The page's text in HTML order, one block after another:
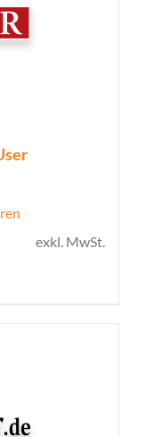
exkl. MwSt.